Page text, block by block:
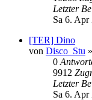
Letzter
Sa 6. Apr
[TER] Dino
von Disco_Stu »
0
9912
Letzter
Sa 6. Apr